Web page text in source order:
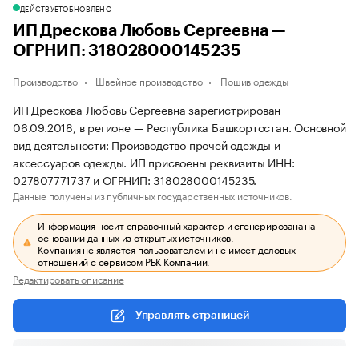
ДЕЙСТВУЕТОБНОВЛЕНО
ИП Дрескова Любовь Сергеевна —
ОГРНИП: 318028000145235
Производство Швейное производство Пошив одежды
ИП Дрескова Любовь Сергеевна зарегистрирован
06.09.2018, в регионе — Республика Башкортостан. Основной
вид деятельности: Производство прочей одежды и
аксессуаров одежды. ИП присвоены реквизиты ИНН:
027807771737 и ОГРНИП: 318028000145235.
Данные получены из публичных государственных источников.
Информация носит справочный характер и сгенерирована на
основании данных из открытых источников.
Компания не является пользователем и не имеет деловых
отношений с сервисом РБК Компании.
Редактировать описание
Управлять страницей